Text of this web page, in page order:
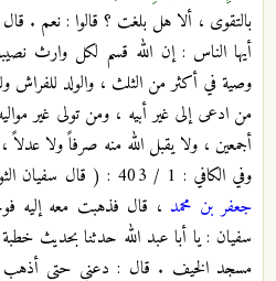
بالتقوى ، ألا هل بلغت ؟ قالوا : نعم . قال
أيها الناس : إن الله قسم لكل وارث
وصية في أكثر من الثلث ، والولد للفراش
من ادعى إلى غير أبيه ، ومن تولى غير مواليه
أجمعين ، ولا يقبل الله منه صرفاً ولا عدلاً
وفي الكافي : 1 / 403 : ( قال سفيان الثوري ( لصاحبه ) : إذهب بنا إلى
جعفر بن محمد ، قال فذهبت معه إليه
سفيان : يا أبا عبد الله حدثنا بحديث خطبة
مسجد الخيف . قال : دعني حتى أذهب